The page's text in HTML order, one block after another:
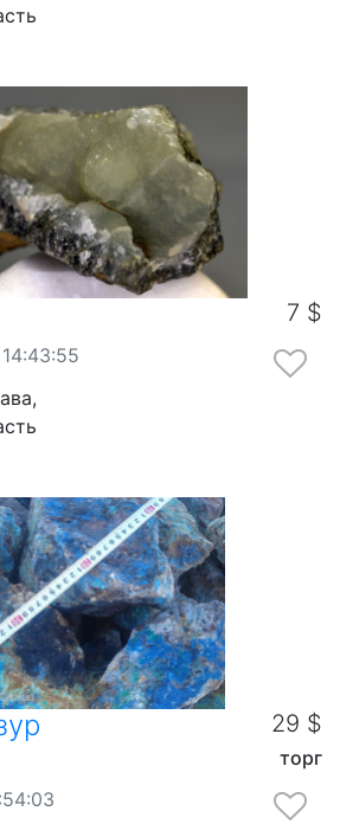
7 $
29 $
торг